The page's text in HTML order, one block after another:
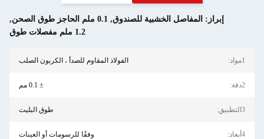
إبراز: المفاصل الخشبية للصندوق, 0.1 ملم الحاجز طوق الصحن
,
1.2 ملم مفصلات طوق
1مواد: الفولاذ المقاوم للصدأ ، الكربون الصلب
2دقة: ± 0.1 مم
3التطبيق: طوق البليت
4أبعاد: وفقًا للرسومات أو العينات